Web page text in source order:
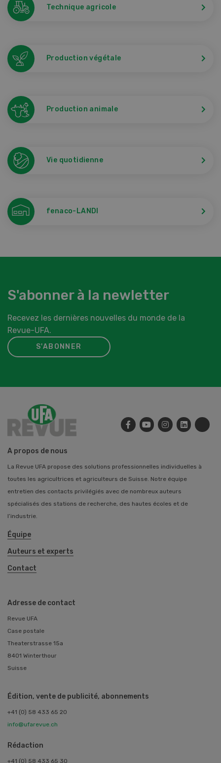
Technique agricole
Production végétale
Production animale
Vie quotidienne
fenaco-LANDI
S'abonner à la newletter
Recevez les dernières nouvelles du monde de la
Revue-UFA.
S'ABONNER
A propos de nous
La Revue UFA propose des solutions professionnelles individuelles à
toutes les agricultrices et agriculteurs de Suisse. Notre équipe
entretien des contacts privilégiés avec de nombreux auteurs
spécialisés des stations de recherche, des hautes écoles et de
l’industrie.
Équipe
Auteurs et experts
Contact
Adresse de contact
Revue UFA
Case postale
Theaterstrasse 15a
8401 Winterthour
Suisse
Édition, vente de publicité, abonnements
+41 (0) 58 433 65 20
info@ufarevue.ch
Rédaction
+41 (0) 58 433 65 30